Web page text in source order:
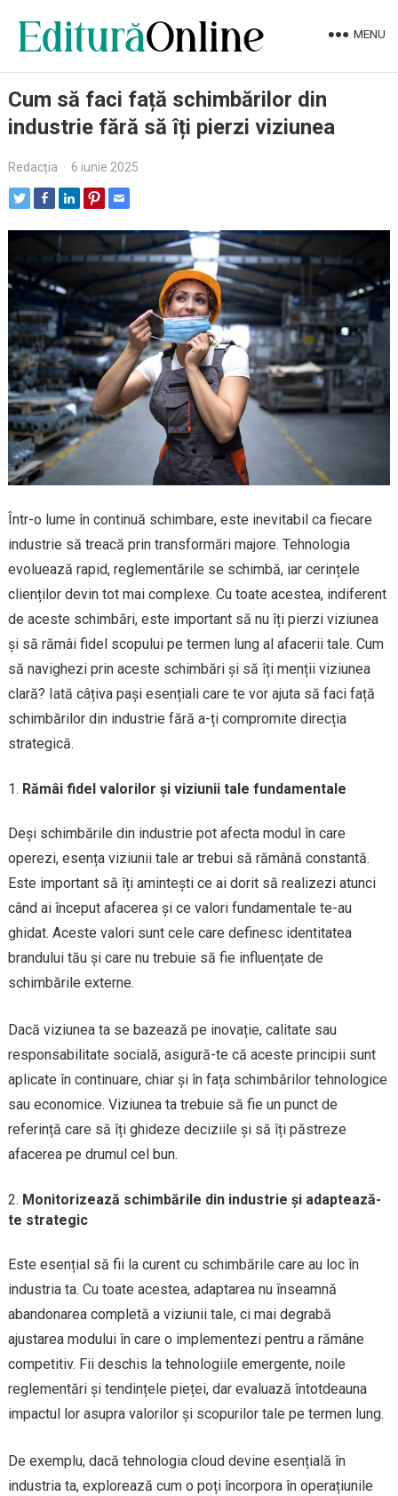
MENU
Cum să faci față schimbărilor din
industrie fără să îți pierzi viziunea
Redacția · 6 iunie 2025
Într-o lume în continuă schimbare, este inevitabil ca fiecare
industrie să treacă prin transformări majore. Tehnologia
evoluează rapid, reglementările se schimbă, iar cerințele
clienților devin tot mai complexe. Cu toate acestea, indiferent
de aceste schimbări, este important să nu îți pierzi viziunea
și să rămâi fidel scopului pe termen lung al afacerii tale. Cum
să navighezi prin aceste schimbări și să îți menții viziunea
clară? Iată câțiva pași esențiali care te vor ajuta să faci față
schimbărilor din industrie fără a-ți compromite direcția
strategică.
Rămâi fidel valorilor și viziunii tale fundamentale
Deși schimbările din industrie pot afecta modul în care
operezi, esența viziunii tale ar trebui să rămână constantă.
Este important să îți amintești ce ai dorit să realizezi atunci
când ai început afacerea și ce valori fundamentale te-au
ghidat. Aceste valori sunt cele care definesc identitatea
brandului tău și care nu trebuie să fie influențate de
schimbările externe.
Dacă viziunea ta se bazează pe inovație, calitate sau
responsabilitate socială, asigură-te că aceste principii sunt
aplicate în continuare, chiar și în fața schimbărilor tehnologice
sau economice. Viziunea ta trebuie să fie un punct de
referință care să îți ghideze deciziile și să îți păstreze
afacerea pe drumul cel bun.
Monitorizează schimbările din industrie și adaptează-
te strategic
Este esențial să fii la curent cu schimbările care au loc în
industria ta. Cu toate acestea, adaptarea nu înseamnă
abandonarea completă a viziunii tale, ci mai degrabă
ajustarea modului în care o implementezi pentru a rămâne
competitiv. Fii deschis la tehnologiile emergente, noile
reglementări și tendințele pieței, dar evaluază întotdeauna
impactul lor asupra valorilor și scopurilor tale pe termen lung.
De exemplu, dacă tehnologia cloud devine esențială în
industria ta, explorează cum o poți încorpora în operațiunile